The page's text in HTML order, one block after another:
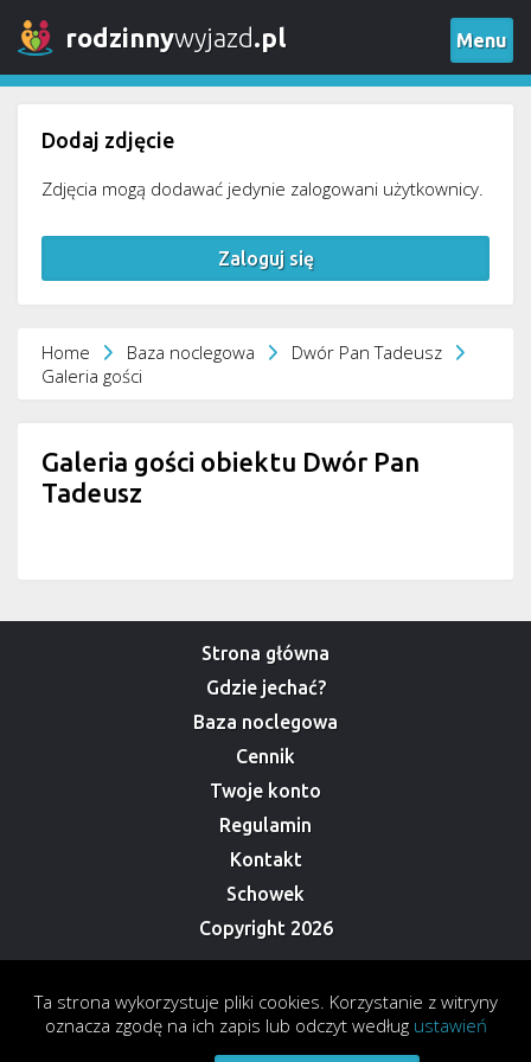
rodzinnywyjazd.pl Menu
Dodaj zdjęcie
Zdjęcia mogą dodawać jedynie zalogowani użytkownicy.
Zaloguj się
Home Baza noclegowa
Dwór Pan Tadeusz
Galeria gości
Galeria gości obiektu Dwór Pan
Tadeusz
Strona główna
Gdzie jechać?
Baza noclegowa
Cennik
Twoje konto
Regulamin
Kontakt
Schowek
Copyright 2026
Ta strona wykorzystuje pliki cookies. Korzystanie z witryny
oznacza zgodę na ich zapis lub odczyt według ustawień